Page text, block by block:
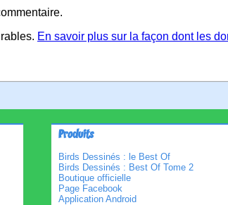
En savoir plus sur la façon dont les
Produits
Birds Dessinés : le Best Of
Birds Dessinés : Best Of Tome 2
Boutique officielle
Page Facebook
Application Android